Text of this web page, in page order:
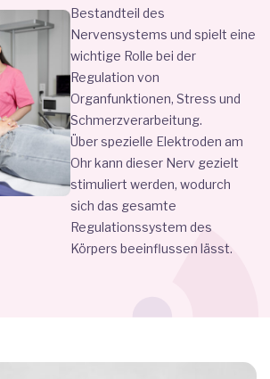
Bestandteil des
Nervensystems und spielt eine
wichtige Rolle bei der
Regulation von
Organfunktionen, Stress und
Schmerzverarbeitung.
Über spezielle Elektroden am
Ohr kann dieser Nerv gezielt
stimuliert werden, wodurch
sich das gesamte
Regulationssystem des
Körpers beeinflussen lässt.